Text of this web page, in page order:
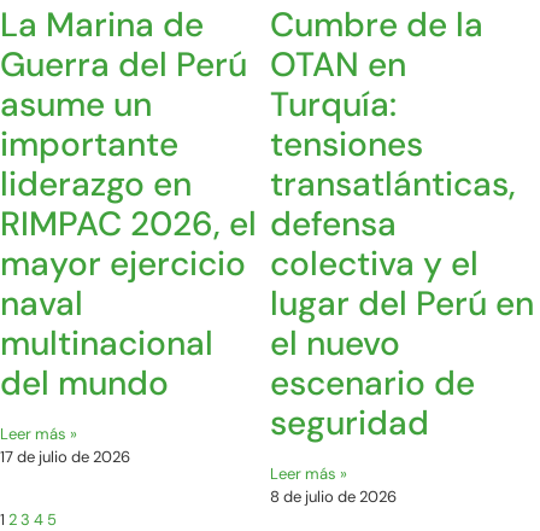
La Marina de
Guerra del Perú
asume un
importante
liderazgo en
RIMPAC 2026, el
mayor ejercicio
naval
multinacional
del mundo
Leer más »
17 de julio de 2026
Cumbre de la
OTAN en
Turquía:
tensiones
transatlánticas,
defensa
colectiva y el
lugar del Perú en
el nuevo
escenario de
seguridad
Leer más »
8 de julio de 2026
1 23 4 5